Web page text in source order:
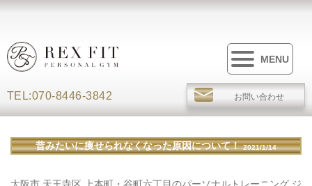
MENU
TEL:070-8446-3842 お問い合わせ
昔みたいに痩せられなくなった原因について！2021/1/14